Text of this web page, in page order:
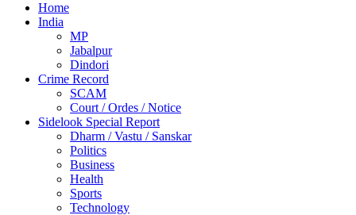
Home
India
MP
Jabalpur
Dindori
Crime Record
SCAM
Court / Ordes / Notice
Sidelook Special Report
Dharm / Vastu / Sanskar
Politics
Business
Health
Sports
Technology